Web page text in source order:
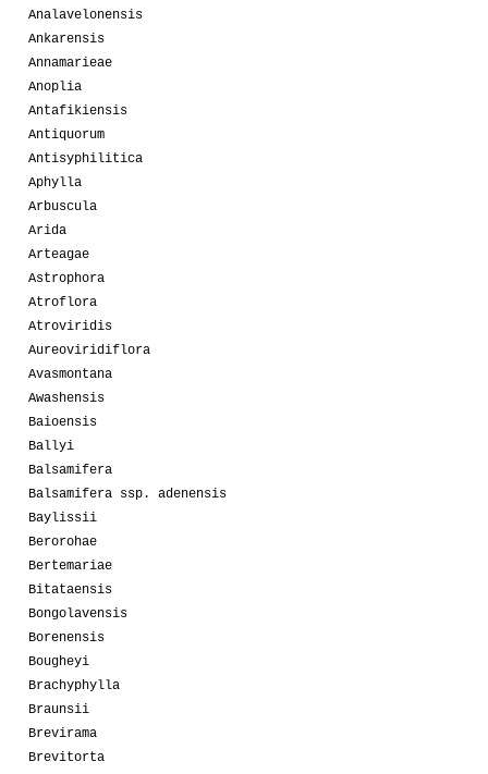
Analavelonensis
Ankarensis
Annamarieae
Anoplia
Antafikiensis
Antiquorum
Antisyphilitica
Aphylla
Arbuscula
Arida
Arteagae
Astrophora
Atroflora
Atroviridis
Aureoviridiflora
Avasmontana
Awashensis
Baioensis
Ballyi
Balsamifera
Balsamifera ssp. adenensis
Baylissii
Berorohae
Bertemariae
Bitataensis
Bongolavensis
Borenensis
Bougheyi
Brachyphylla
Braunsii
Brevirama
Brevitorta